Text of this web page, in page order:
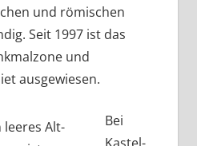
und römischen
Seit 1997 ist das
und
ausgewiesen.
Bei